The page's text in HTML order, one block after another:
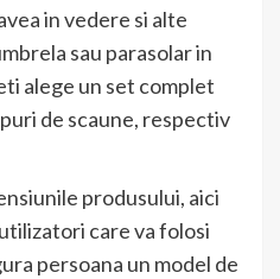
in vedere si alte
sau parasolar in
alege un set complet
de scaune, respectiv
produsului, aici
care va folosi
persoana un model de